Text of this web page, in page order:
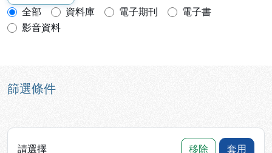
查詢模式：
全部 資料庫 電子期刊
電子書
影音資料
篩選條件
請選擇 移除 套用